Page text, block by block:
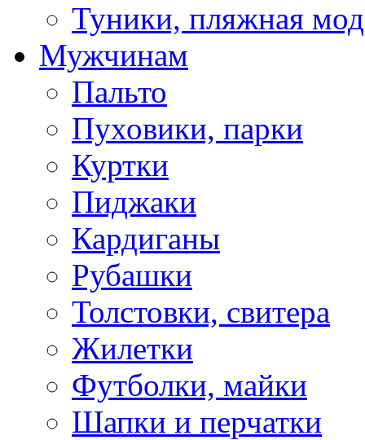
Туники, пляжная
Мужчинам
Пальто
Пуховики, парки
Куртки
Пиджаки
Кардиганы
Рубашки
Толстовки, свитера
Жилетки
Футболки, майки
Шапки и перчатки